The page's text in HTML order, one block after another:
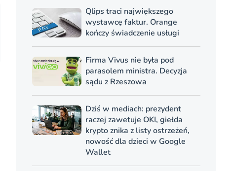
Qlips traci największego
wystawcę faktur. Orange
kończy świadczenie usługi
Firma Vivus nie była pod
parasolem ministra. Decyzja
sądu z Rzeszowa
Dziś w mediach: prezydent
raczej zawetuje OKI, giełda
krypto znika z listy ostrzeżeń,
nowość dla dzieci w Google
Wallet